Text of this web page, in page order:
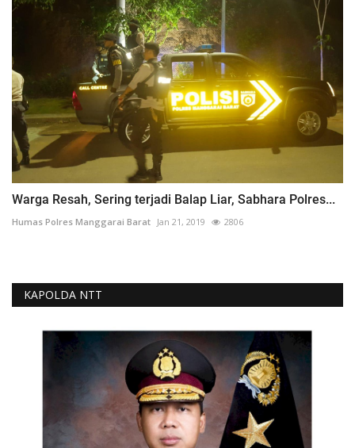
Warga Resah, Sering terjadi Balap Liar, Sabhara Polres...
Humas Polres Manggarai Barat Jan 21, 2019 2806
KAPOLDA NTT